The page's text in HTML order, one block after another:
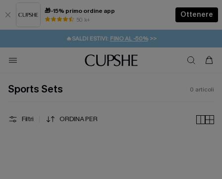
🎁-15% primo ordine app
50 k+
Ottenere
⚡️-15% SUGLI ESSENZIALI DA VACANZA | ACQUISTA
🔥SALDI ESTIVI: FINO AL -50%>>
🚚SPEDIZIONE GRATUITA DA 49€
💌REGALO PER I NUOVI: 20% DI SCONTO*
Sports Sets 0 articoli
Filtri ORDINA PER